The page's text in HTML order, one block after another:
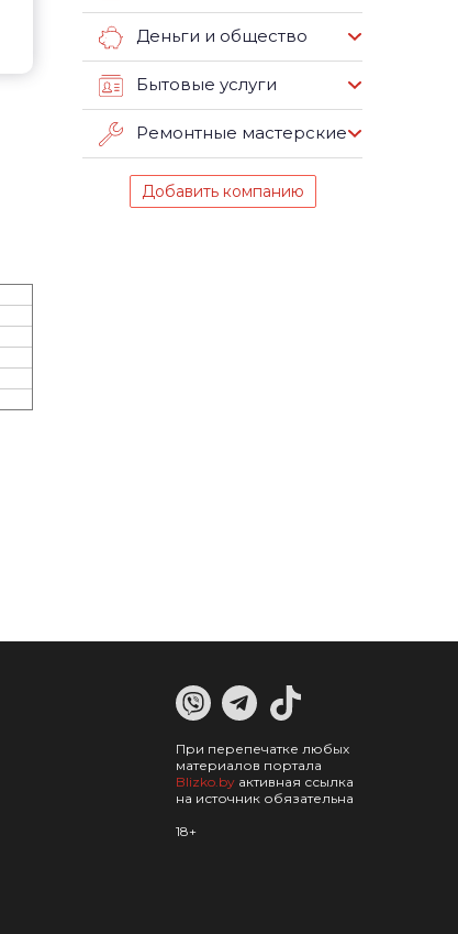
Деньги и общество
Бытовые услуги
Ремонтные мастерские
Добавить компанию
При перепечатке любых
материалов портала
Blizko.by активная ссылка
на источник обязательна
18+